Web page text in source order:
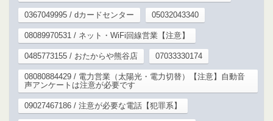
0367049995 / dカードセンター 05032043340
08089970531 / ネット・WiFi回線営業【注意】
0485773155 / おたからや熊谷店 07033330174
08080884429 / 電力営業（太陽光・電力切替）【注意】自動音
声アンケートは注意が必要です
09027467186 / 注意が必要な電話【犯罪系】